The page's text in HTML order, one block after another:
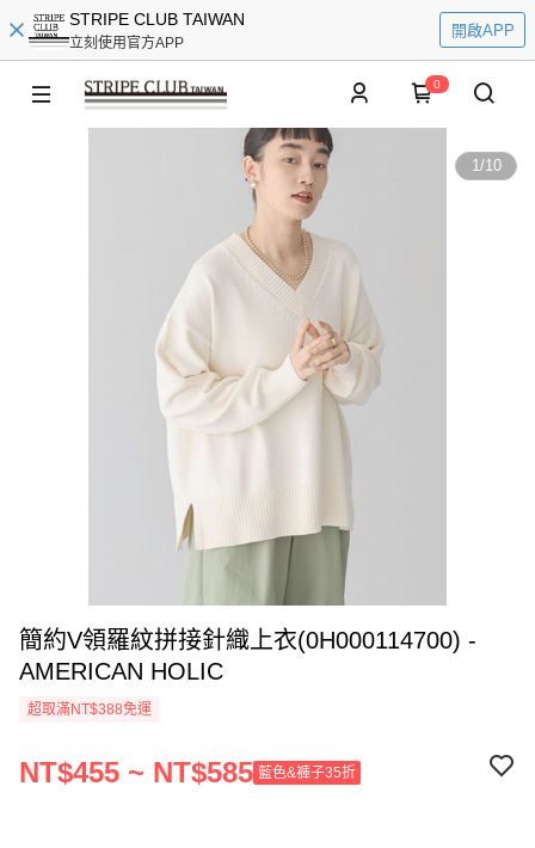
STRIPE CLUB TAIWAN
立刻使用官方APP
開啟APP
0
1/10
簡約V領羅紋拼接針織上衣(0H000114700) -
AMERICAN HOLIC
超取滿NT$388免運
NT$455 ~ NT$585 藍色&褲子35折